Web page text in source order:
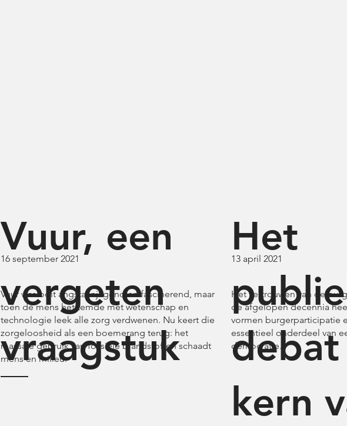
16 september 2021
Vuur was ooit angstaanjagend en fascinerend, maar
toen de mens het temde met wetenschap en
technologie leek alle zorg verdwenen. Nu keert die
zorgeloosheid als een boemerang terug: het
massale gebruik van fossiele brandstoffen schaadt
mens en milieu.
Vuur, een
vergeten
vraagstuk
13 april 2021
Het vertrouwen van de
de afgelopen decennia
vormen burgerparticipatie
essentieel onderdeel van
democratie.
Het
kern